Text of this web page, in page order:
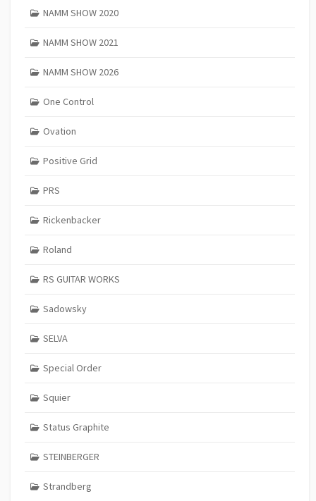
NAMM SHOW 2020
NAMM SHOW 2021
NAMM SHOW 2026
One Control
Ovation
Positive Grid
PRS
Rickenbacker
Roland
RS GUITAR WORKS
Sadowsky
SELVA
Special Order
Squier
Status Graphite
STEINBERGER
Strandberg